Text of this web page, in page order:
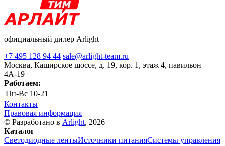
официальный дилер Arlight
+7 495 128 94 44 sale@arlight-team.ru
Москва, Каширское шоссе, д. 19, кор. 1, этаж 4, павильон
4А-19
Работаем:
Пн-Вс 10-21
Контакты
Правовая информация
© Разработано в Arlight, 2026
Каталог
Светодиодные лентыИсточники питанияСистемы управления